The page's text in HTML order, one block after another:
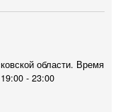
области. Время
- 23:00